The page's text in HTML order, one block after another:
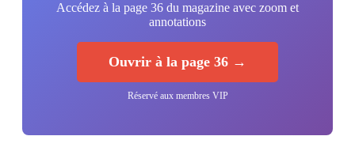
Accédez à la page 36 du magazine avec zoom et
annotations
Ouvrir à la page 36 →
Réservé aux membres VIP